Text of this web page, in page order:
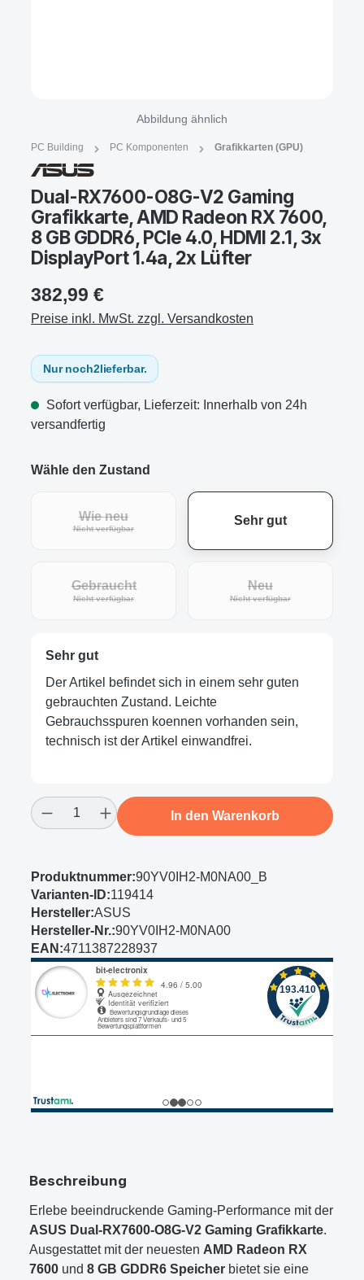
Abbildung ähnlich
PC Building PC Komponenten Grafikkarten (GPU)
Dual-RX7600-O8G-V2 Gaming
Grafikkarte, AMD Radeon RX 7600,
8 GB GDDR6, PCIe 4.0, HDMI 2.1, 3x
DisplayPort 1.4a, 2x Lüfter
382,99 €
Preise inkl. MwSt. zzgl. Versandkosten
Nur noch2lieferbar.
Sofort verfügbar, Lieferzeit: Innerhalb von 24h
versandfertig
Wähle den Zustand
Wie neu
Nicht verfügbar(Diese Option ist zurzeit nicht verfügbar.)
Sehr gut
Gebraucht
Nicht verfügbar(Diese Option ist zurzeit nicht verfügbar.)
Neu
Nicht verfügbar(Diese Option ist
Sehr gut
Der Artikel befindet sich in einem sehr guten
gebrauchten Zustand. Leichte
Gebrauchsspuren koennen vorhanden sein,
technisch ist der Artikel einwandfrei.
Produkt Anzahl: Gib den gewünschten
In den Warenkorb
Produktnummer:90YV0IH2-M0NA00_B
Varianten-ID:119414
Hersteller:ASUS
Hersteller-Nr.:90YV0IH2-M0NA00
EAN:4711387228937
Beschreibung
Erlebe beeindruckende Gaming-Performance mit der
ASUS Dual-RX7600-O8G-V2 Gaming Grafikkarte.
Ausgestattet mit der neuesten AMD Radeon RX
7600 und 8 GB GDDR6 Speicher bietet sie eine